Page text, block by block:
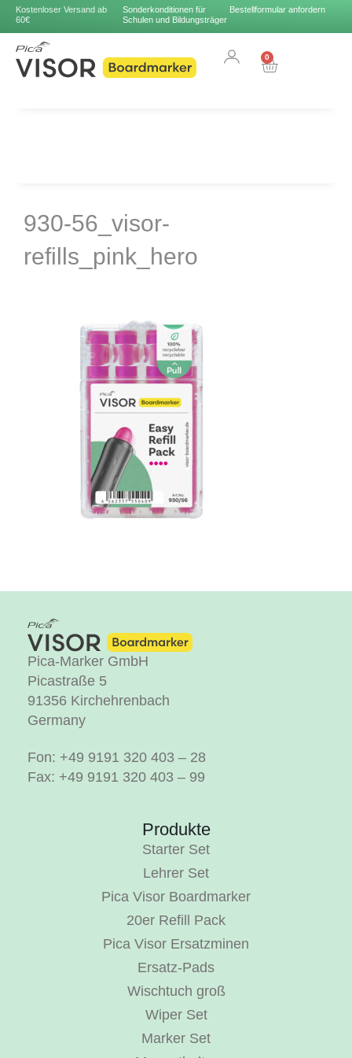
Kostenloser Versand ab
60€
Sonderkonditionen für
Schulen und Bildungsträger
Bestellformular anfordern
0
930-56_visor-
refills_pink_hero
Pica-Marker GmbH
Picastraße 5
91356 Kirchehrenbach
Germany
Fon: +49 9191 320 403 – 28
Fax: +49 9191 320 403 – 99
Produkte
Starter Set
Lehrer Set
Pica Visor Boardmarker
20er Refill Pack
Pica Visor Ersatzminen
Ersatz-Pads
Wischtuch groß
Wiper Set
Marker Set